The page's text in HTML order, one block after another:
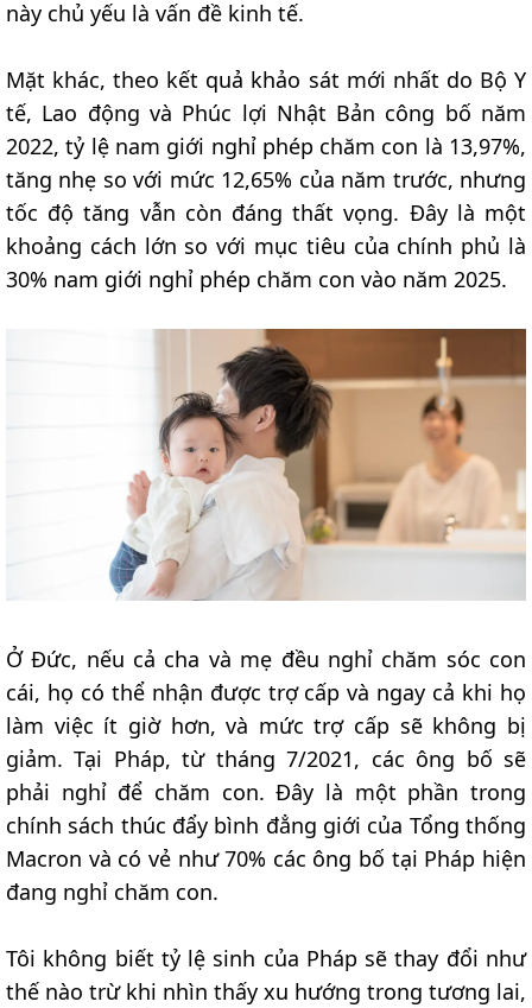
này chủ yếu là vấn đề kinh tế.
Mặt khác, theo kết quả khảo sát mới nhất do Bộ Y
tế, Lao động và Phúc lợi Nhật Bản công bố năm
2022, tỷ lệ nam giới nghỉ phép chăm con là 13,97%,
tăng nhẹ so với mức 12,65% của năm trước, nhưng
tốc độ tăng vẫn còn đáng thất vọng. Đây là một
khoảng cách lớn so với mục tiêu của chính phủ là
30% nam giới nghỉ phép chăm con vào năm 2025.
Ở Đức, nếu cả cha và mẹ đều nghỉ chăm sóc con
cái, họ có thể nhận được trợ cấp và ngay cả khi họ
làm việc ít giờ hơn, và mức trợ cấp sẽ không bị
giảm. Tại Pháp, từ tháng 7/2021, các ông bố sẽ
phải nghỉ để chăm con. Đây là một phần trong
chính sách thúc đẩy bình đẳng giới của Tổng thống
Macron và có vẻ như 70% các ông bố tại Pháp hiện
đang nghỉ chăm con.
Tôi không biết tỷ lệ sinh của Pháp sẽ thay đổi như
thế nào trừ khi nhìn thấy xu hướng trong tương lai,